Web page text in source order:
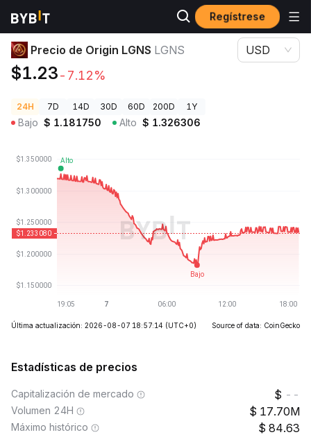
Regístrese
Precios de Criptomonedas Precio de Origin LGNS LGNS
Precio de Origin LGNS LGNS
$1.23-7.12%
USD
24H 7D 14D 30D 60D 200D 1Y
Bajo $ 1.181750 Alto $ 1.326306
Última actualización: 2026-08-07 18:57:14 (UTC+0) Source of data: CoinGecko
Estadísticas de precios
Capitalización de mercado --
Volumen 24H 17.70M
Máximo histórico 84.63